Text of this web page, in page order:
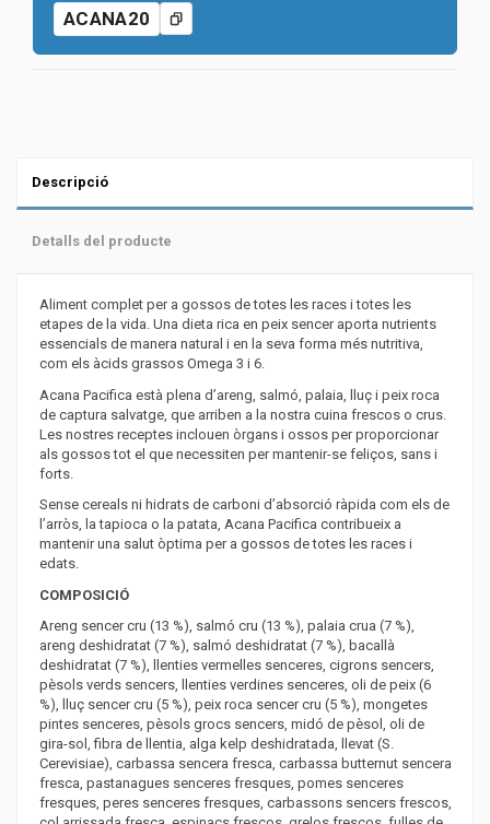
ACANA20
Descripció
Detalls del producte
Aliment complet per a gossos de totes les races i totes les
etapes de la vida. Una dieta rica en peix sencer aporta nutrients
essencials de manera natural i en la seva forma més nutritiva,
com els àcids grassos Omega 3 i 6.
Acana Pacifica està plena d’areng, salmó, palaia, lluç i peix roca
de captura salvatge, que arriben a la nostra cuina frescos o crus.
Les nostres receptes inclouen òrgans i ossos per proporcionar
als gossos tot el que necessiten per mantenir-se feliços, sans i
forts.
Sense cereals ni hidrats de carboni d’absorció ràpida com els de
l’arròs, la tapioca o la patata, Acana Pacifica contribueix a
mantenir una salut òptima per a gossos de totes les races i
edats.
COMPOSICIÓ
Areng sencer cru (13 %), salmó cru (13 %), palaia crua (7 %),
areng deshidratat (7 %), salmó deshidratat (7 %), bacallà
deshidratat (7 %), llenties vermelles senceres, cigrons sencers,
pèsols verds sencers, llenties verdines senceres, oli de peix (6
%), lluç sencer cru (5 %), peix roca sencer cru (5 %), mongetes
pintes senceres, pèsols grocs sencers, midó de pèsol, oli de
gira-sol, fibra de llentia, alga kelp deshidratada, llevat (S.
Cerevisiae), carbassa sencera fresca, carbassa butternut sencera
fresca, pastanagues senceres fresques, pomes senceres
fresques, peres senceres fresques, carbassons sencers frescos,